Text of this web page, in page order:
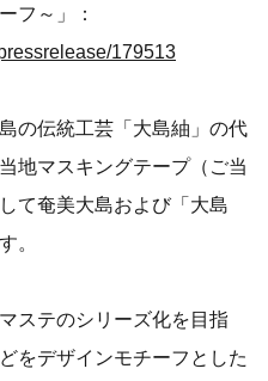
フ～」：
179513
の伝統工芸「大島紬」の代
地マスキングテープ（ご当
て奄美大島および「大島
。
ステのシリーズ化を目指
をデザインモチーフとした